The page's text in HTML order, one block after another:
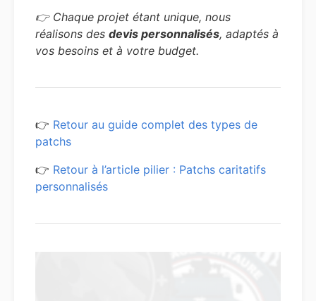
👉 Chaque projet étant unique, nous
réalisons des devis personnalisés, adaptés à
vos besoins et à votre budget.
👉 Retour au guide complet des types de
patchs
👉 Retour à l’article pilier : Patchs caritatifs
personnalisés